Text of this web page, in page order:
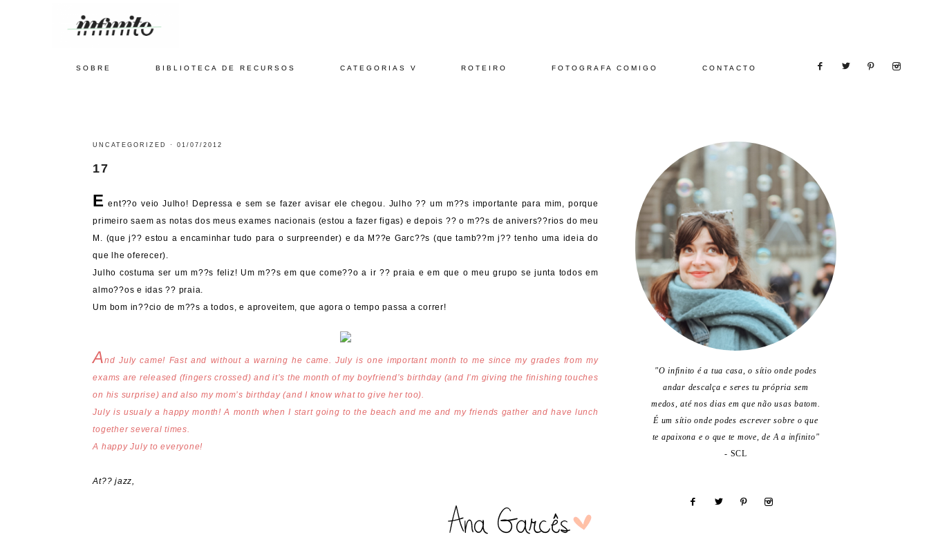
SOBRE BIBLIOTECA DE RECURSOS CATEGORIAS V ROTEIRO FOTOGRAFA COMIGO CONTACTO
UNCATEGORIZED ·01/07/2012
17
E ent??o veio Julho! Depressa e sem se fazer avisar ele chegou. Julho ?? um m??s importante para mim, porque
primeiro saem as notas dos meus exames nacionais (estou a fazer figas) e depois ?? o m??s de anivers??rios do meu
M. (que j?? estou a encaminhar tudo para o surpreender) e da M??e Garc??s (que tamb??m j?? tenho uma ideia do
que lhe oferecer).
Julho costuma ser um m??s feliz! Um m??s em que come??o a ir ?? praia e em que o meu grupo se junta todos em
almo??os e idas ?? praia.
Um bom in??cio de m??s a todos, e aproveitem, que agora o tempo passa a correr!
And July came! Fast and without a warning he came. July is one important month to me since my grades from my
exams are released (fingers crossed) and it’s the month of my boyfriend’s birthday (and I’m giving the finishing touches
on his surprise) and also my mom’s birthday (and I know what to give her too).
July is usualy a happy month! A month when I start going to the beach and me and my friends gather and have lunch
together several times.
A happy July to everyone!
At?? jazz,
"O infinito é a tua casa, o sítio onde podes
andar descalça e seres tu própria sem
medos, até nos dias em que não usas batom.
É um sítio onde podes escrever sobre o que
te apaixona e o que te move, de A a infinito"
- SCL